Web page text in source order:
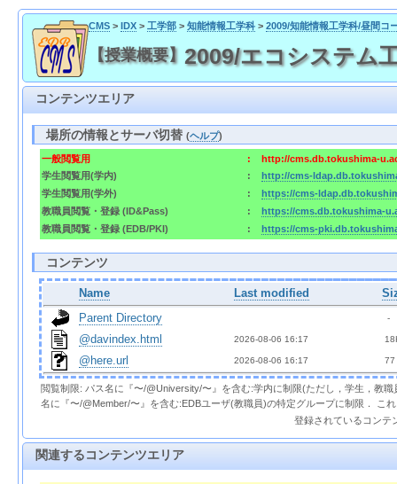
CMS> IDX> 工学部> 知能情報工学科> 2009/知能情報工学科/昼間コ
【授業概要】 2009/エコシステム
コンテンツエリア
場所の情報とサーバ切替(ヘルプ)
一般閲覧用 :
http://cms.db.tokushima-
学生閲覧用(学内)
:
http://cms-
学生閲覧用(学外)
:
https://cms-
教職員閲覧・登録 (ID&Pass)
:
https://cms.db.tokushima-
教職員閲覧・登録 (EDB/PKI)
: https://cms-
コンテンツ
Name Last modified
Parent Directory
  -
@davindex.html 2026-08-06 16:17
@here.url 2026-08-06 16:17 77
閲覧制限: パス名に『〜/@University/〜』を含む:学内に制限(ただし，学生，教
名に『〜/@Member/〜』を含む:EDBユーザ(教職員)の特定グループに制限． こ
登録されているコンテ
関連するコンテンツエリア